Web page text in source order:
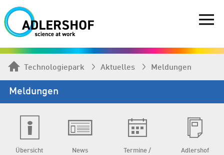
Technologiepark Aktuelles Meldungen
Meldungen
Übersicht News
Termine /
Adlershof